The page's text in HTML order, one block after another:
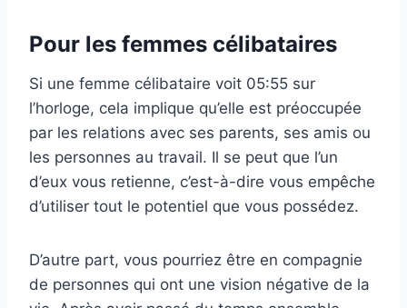
Pour les femmes célibataires
Si une femme célibataire voit 05:55 sur
l’horloge, cela implique qu’elle est préoccupée
par les relations avec ses parents, ses amis ou
les personnes au travail. Il se peut que l’un
d’eux vous retienne, c’est-à-dire vous empêche
d’utiliser tout le potentiel que vous possédez.
D’autre part, vous pourriez être en compagnie
de personnes qui ont une vision négative de la